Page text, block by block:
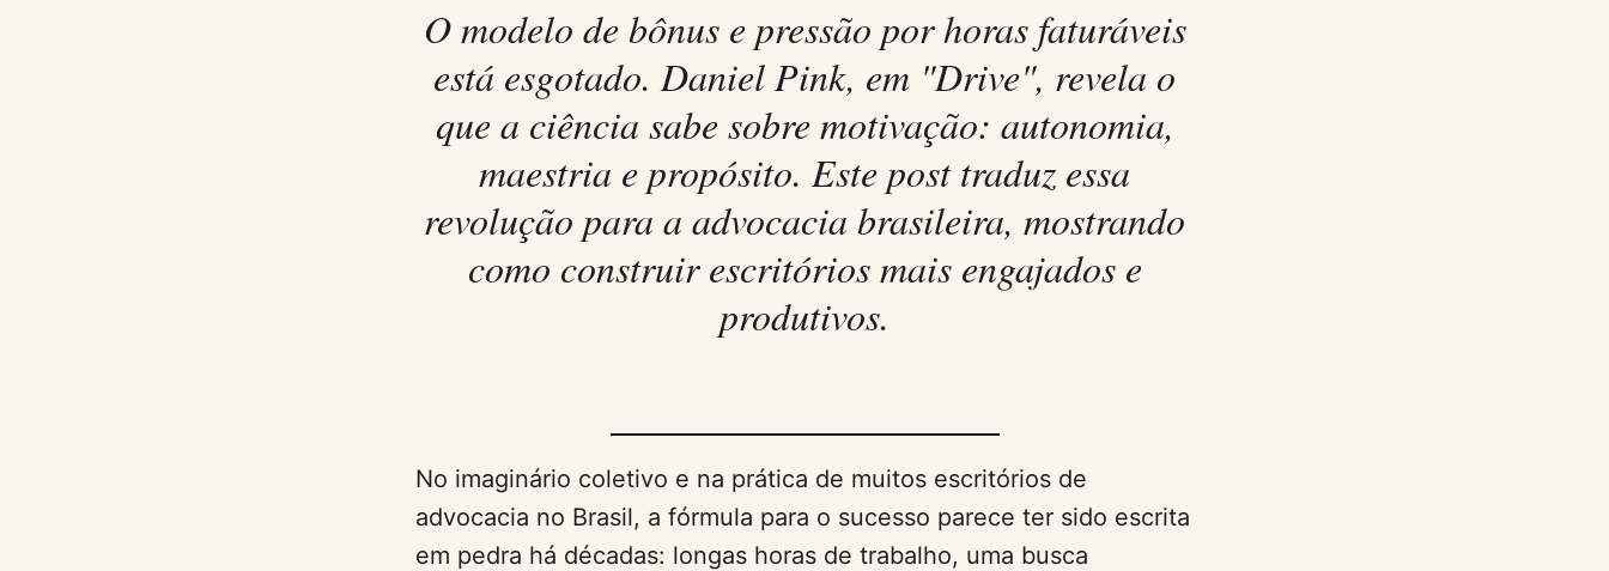
O modelo de bônus e pressão por horas faturáveis
está esgotado. Daniel Pink, em "Drive", revela o
que a ciência sabe sobre motivação: autonomia,
maestria e propósito. Este post traduz essa
revolução para a advocacia brasileira, mostrando
como construir escritórios mais engajados e
produtivos.
No imaginário coletivo e na prática de muitos escritórios de
advocacia no Brasil, a fórmula para o sucesso parece ter sido escrita
em pedra há décadas: longas horas de trabalho, uma busca